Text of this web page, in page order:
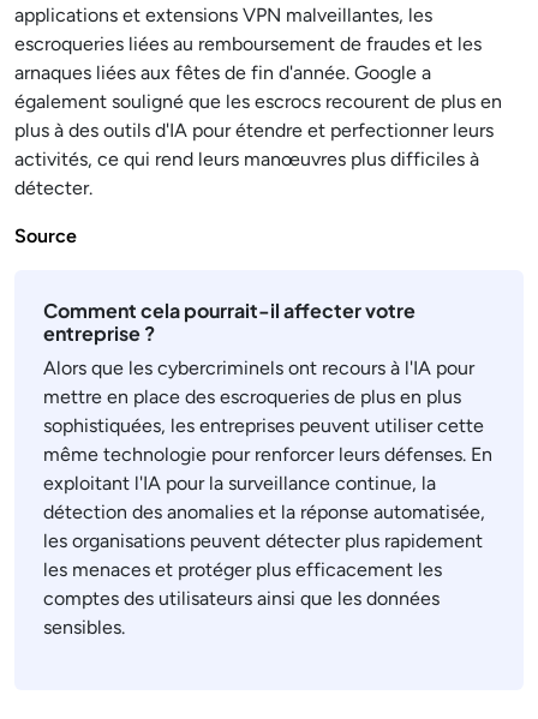
applications et extensions VPN malveillantes, les
escroqueries liées au remboursement de fraudes et les
arnaques liées aux fêtes de fin d'année. Google a
également souligné que les escrocs recourent de plus en
plus à des outils d'IA pour étendre et perfectionner leurs
activités, ce qui rend leurs manœuvres plus difficiles à
détecter.
Source
Comment cela pourrait-il affecter votre
entreprise ?
Alors que les cybercriminels ont recours à l'IA pour
mettre en place des escroqueries de plus en plus
sophistiquées, les entreprises peuvent utiliser cette
même technologie pour renforcer leurs défenses. En
exploitant l'IA pour la surveillance continue, la
détection des anomalies et la réponse automatisée,
les organisations peuvent détecter plus rapidement
les menaces et protéger plus efficacement les
comptes des utilisateurs ainsi que les données
sensibles.